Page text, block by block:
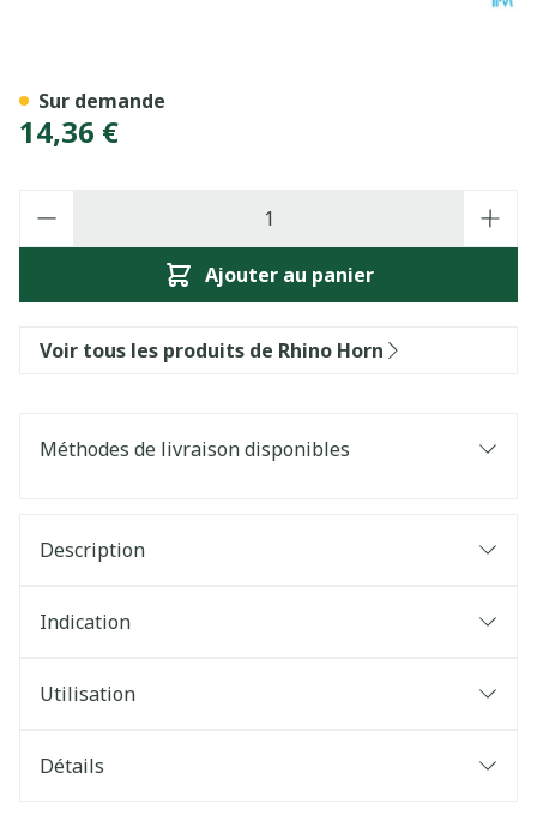
14,36 €
Ajouter au panier
Sur demande
Voir tous les produits de Rhino Horn
Méthodes de livraison disponibles
Description
Indication
Utilisation
Détails